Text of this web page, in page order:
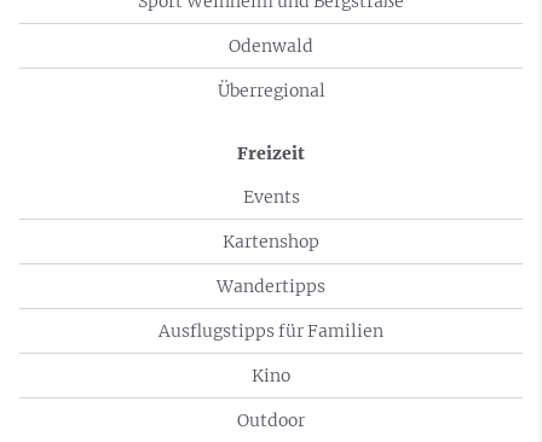
Odenwald
Überregional
Freizeit
Events
Kartenshop
Wandertipps
Ausflugstipps für Familien
Kino
Outdoor